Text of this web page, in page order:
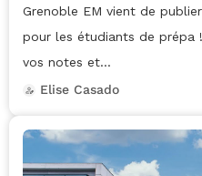
Grenoble EM vient de
pour les étudiants de prépa
vos notes et...
Elise Casado